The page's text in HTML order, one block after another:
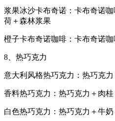
浆果冰沙卡布奇诺：卡布奇诺
荷＋森林浆果
橙子卡布奇诺咖啡：卡布奇诺
8、热巧克力
意大利风格热巧克力：热巧克
香料热巧克力：热巧克力＋肉桂
白色热巧克力：热巧克力＋牛